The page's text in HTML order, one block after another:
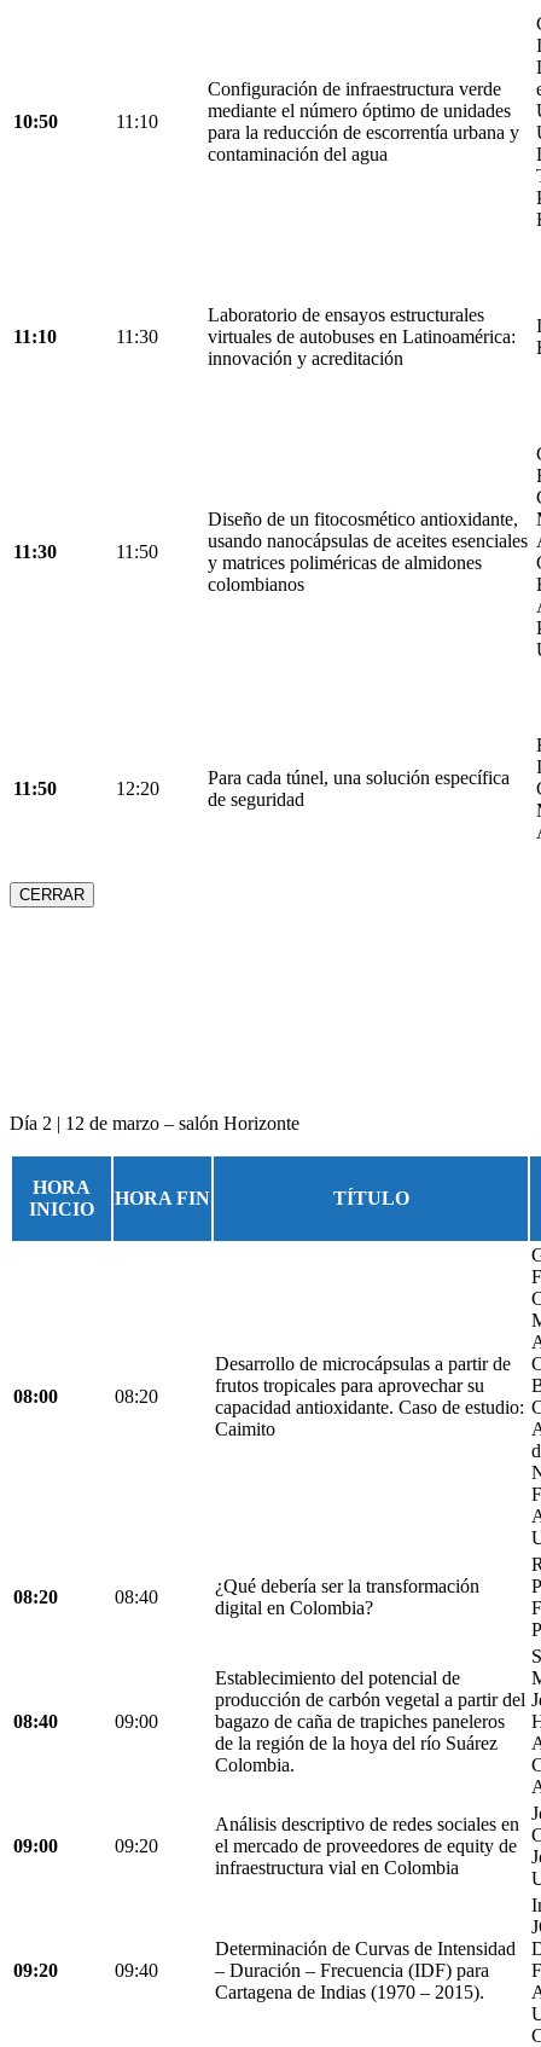
10:50 11:10
Configuración de infraestructura verde
mediante el número óptimo de unidades
para la reducción de escorrentía urbana y
contaminación del agua
11:10 11:30
Laboratorio de ensayos estructurales
virtuales de autobuses en Latinoamérica:
innovación y acreditación
11:30 11:50
Diseño de un fitocosmético antioxidante,
usando nanocápsulas de aceites esenciales
y matrices poliméricas de almidones
colombianos
11:50 12:20
Para cada túnel, una solución específica
de seguridad
CERRAR
Día 2 | 12 de marzo – salón Horizonte
HORA
INICIO
HORA FIN TÍTULO
08:00 08:20
Desarrollo de microcápsulas a partir de
frutos tropicales para aprovechar su
capacidad antioxidante. Caso de estudio:
Caimito
08:20 08:40
¿Qué debería ser la transformación
digital en Colombia?
08:40 09:00
Establecimiento del potencial de
producción de carbón vegetal a partir del
bagazo de caña de trapiches paneleros
de la región de la hoya del río Suárez
Colombia.
09:00 09:20
Análisis descriptivo de redes sociales en
el mercado de proveedores de equity de
infraestructura vial en Colombia
09:20 09:40
Determinación de Curvas de Intensidad
– Duración – Frecuencia (IDF) para
Cartagena de Indias (1970 – 2015).